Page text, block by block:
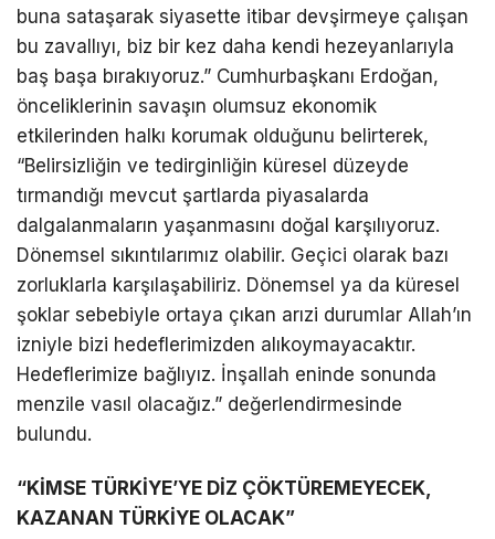
buna sataşarak siyasette itibar devşirmeye çalışan
bu zavallıyı, biz bir kez daha kendi hezeyanlarıyla
baş başa bırakıyoruz.” Cumhurbaşkanı Erdoğan,
önceliklerinin savaşın olumsuz ekonomik
etkilerinden halkı korumak olduğunu belirterek,
“Belirsizliğin ve tedirginliğin küresel düzeyde
tırmandığı mevcut şartlarda piyasalarda
dalgalanmaların yaşanmasını doğal karşılıyoruz.
Dönemsel sıkıntılarımız olabilir. Geçici olarak bazı
zorluklarla karşılaşabiliriz. Dönemsel ya da küresel
şoklar sebebiyle ortaya çıkan arızi durumlar Allah’ın
izniyle bizi hedeflerimizden alıkoymayacaktır.
Hedeflerimize bağlıyız. İnşallah eninde sonunda
menzile vasıl olacağız.” değerlendirmesinde
bulundu.
“KİMSE TÜRKİYE’YE DİZ ÇÖKTÜREMEYECEK,
KAZANAN TÜRKİYE OLACAK”